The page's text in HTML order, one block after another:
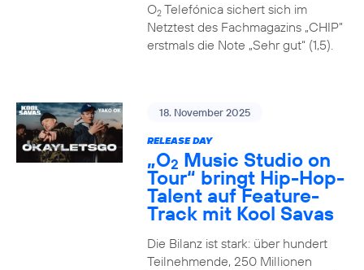
O2Telefónica sichert sich im
Netztest des Fachmagazins „CHIP”
erstmals die Note „Sehr gut“ (1,5).
18. November 2025
RELEASE DAY
„O2 Music Studio on
Tour“ bringt Hip-Hop-
Talent auf Feature-
Track mit Kool Savas
Die Bilanz ist stark: über hundert
Teilnehmende, 250 Millionen